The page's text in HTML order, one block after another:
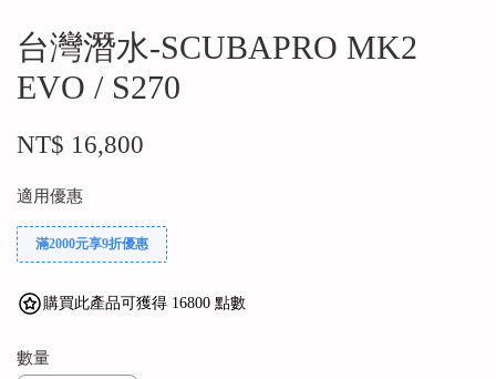
台灣潛水-SCUBAPRO MK2
EVO / S270
NT$ 16,800
適用優惠
滿2000元享9折優惠
購買此產品可獲得 16800 點數
數量